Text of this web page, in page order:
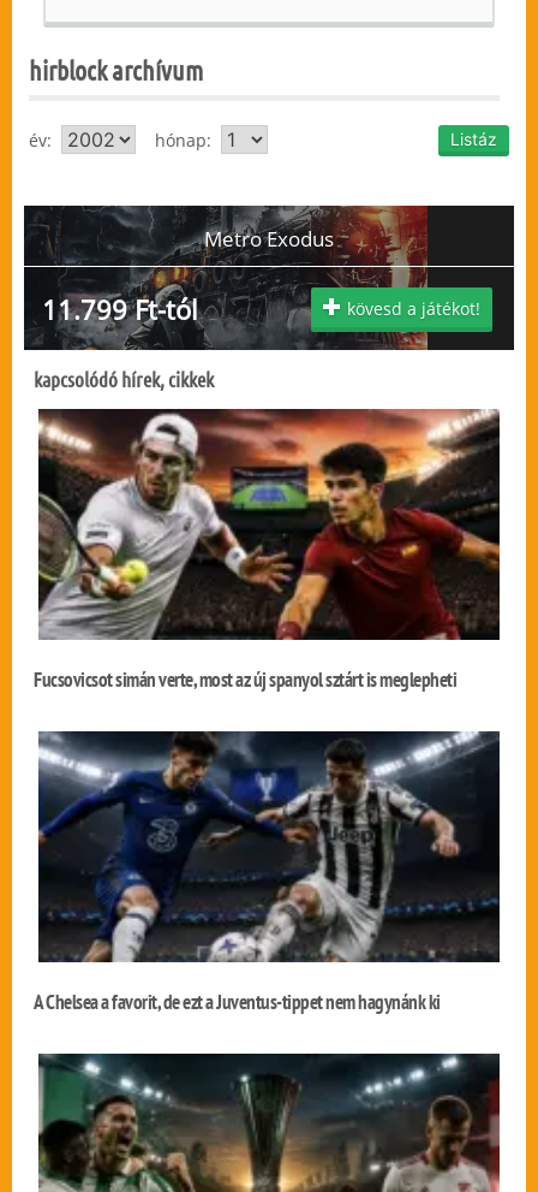
hirblock archívum
év: hónap:
Metro Exodus
11.799 Ft-tól kövesd a játékot!
kapcsolódó hírek, cikkek
Fucsovicsot simán verte, most az új spanyol sztárt is meglepheti
A Chelsea a favorit, de ezt a Juventus-tippet nem hagynánk ki